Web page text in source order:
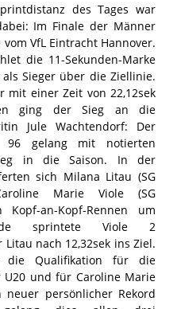
des Tages war
Im Finale der Männer
VfL Eintracht Hannover.
die 11-Sekunden-Marke
Sieger über die Ziellinie.
mit einer Zeit von 22,12sek
ging der Sieg an die
Jule Wachtendorf: Der
96 gelang mit notierten
in die Saison. In der
sich Milana Litau (SG
Marie Viole (SG
Kopf-an-Kopf-Rennen um
sprintete Viole 2
nach 12,32sek ins Ziel.
die Qualifikation für die
U20 und für Caroline Marie
persönlicher Rekord